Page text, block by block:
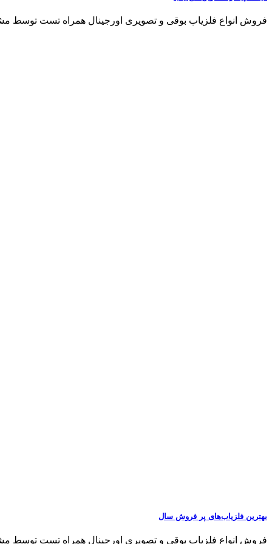
فروش انواع فلزیاب بوقی و تصویری اورجینال همراه تست توسط مشتری
بهترین فلزیاب‌های پر فروش سال
فروش انواع فلزیاب بوقی و تصویری اورجینال همراه تست توسط مشتری